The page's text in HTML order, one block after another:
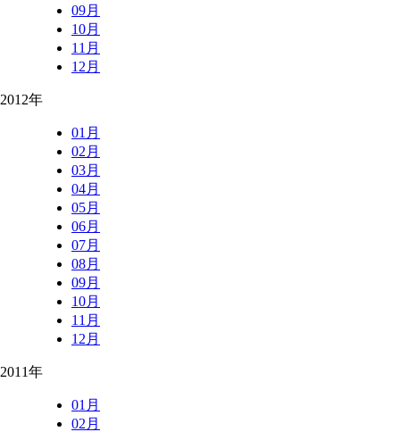
09月
10月
11月
12月
2012年
01月
02月
03月
04月
05月
06月
07月
08月
09月
10月
11月
12月
2011年
01月
02月